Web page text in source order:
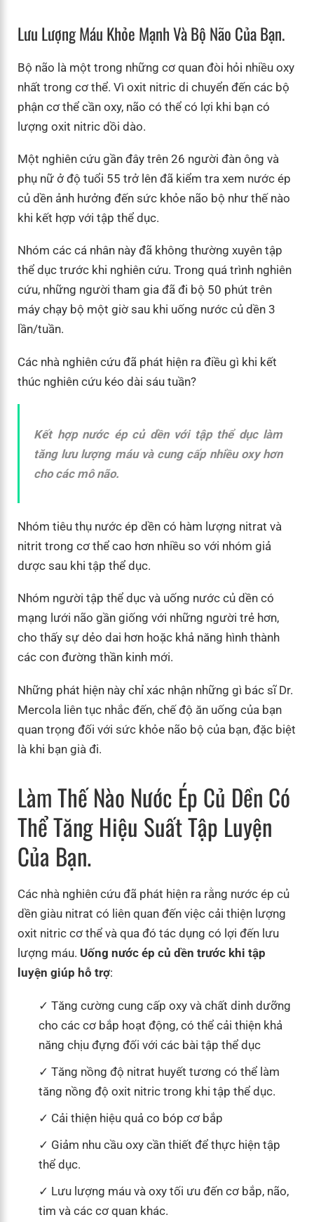
Lưu Lượng Máu Khỏe Mạnh Và Bộ Não Của Bạn.
Bộ não là một trong những cơ quan đòi hỏi nhiều oxy
nhất trong cơ thể. Vì oxit nitric di chuyển đến các bộ
phận cơ thể cần oxy, não có thể có lợi khi bạn có
lượng oxit nitric dồi dào.
Một nghiên cứu gần đây trên 26 người đàn ông và
phụ nữ ở độ tuổi 55 trở lên đã kiểm tra xem nước ép
củ dền ảnh hưởng đến sức khỏe não bộ như thế nào
khi kết hợp với tập thể dục.
Nhóm các cá nhân này đã không thường xuyên tập
thể dục trước khi nghiên cứu. Trong quá trình nghiên
cứu, những người tham gia đã đi bộ 50 phút trên
máy chạy bộ một giờ sau khi uống nước củ dền 3
lần/tuần.
Các nhà nghiên cứu đã phát hiện ra điều gì khi kết
thúc nghiên cứu kéo dài sáu tuần?
Kết hợp nước ép củ dền với tập thể dục làm
tăng lưu lượng máu và cung cấp nhiều oxy hơn
cho các mô não.
Nhóm tiêu thụ nước ép dền có hàm lượng nitrat và
nitrit trong cơ thể cao hơn nhiều so với nhóm giả
dược sau khi tập thể dục.
Nhóm người tập thể dục và uống nước củ dền có
mạng lưới não gần giống với những người trẻ hơn,
cho thấy sự dẻo dai hơn hoặc khả năng hình thành
các con đường thần kinh mới.
Những phát hiện này chỉ xác nhận những gì bác sĩ Dr.
Mercola liên tục nhắc đến, chế độ ăn uống của bạn
quan trọng đối với sức khỏe não bộ của bạn, đặc biệt
là khi bạn già đi.
Làm Thế Nào Nước Ép Củ Dền Có
Thể Tăng Hiệu Suất Tập Luyện
Của Bạn.
Các nhà nghiên cứu đã phát hiện ra rằng nước ép củ
dền giàu nitrat có liên quan đến việc cải thiện lượng
oxit nitric cơ thể và qua đó tác dụng có lợi đến lưu
lượng máu. Uống nước ép củ dền trước khi tập
luyện giúp hỗ trợ:
Tăng cường cung cấp oxy và chất dinh dưỡng
cho các cơ bắp hoạt động, có thể cải thiện khả
năng chịu đựng đối với các bài tập thể dục
Tăng nồng độ nitrat huyết tương có thể làm
tăng nồng độ oxit nitric trong khi tập thể dục.
Cải thiện hiệu quả co bóp cơ bắp
Giảm nhu cầu oxy cần thiết để thực hiện tập
thể dục.
Lưu lượng máu và oxy tối ưu đến cơ bắp, não,
tim và các cơ quan khác.